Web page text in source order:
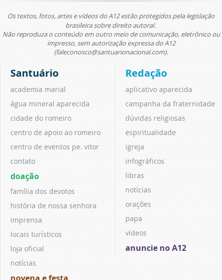
Os textos, fotos, artes e vídeos do A12 estão protegidos pela legislação
brasileira sobre direito autoral.
Não reproduza o conteúdo em outro meio de comunicação, eletrônico ou
impresso, sem autorização expressa do A12
(faleconosco@santuarionacional.com).
Santuário
academia marial
água mineral aparecida
cidade do romeiro
centro de apoio ao romeiro
centro de eventos pe. vitor
contato
doação
família dos devotos
história de nossa senhora
imprensa
locais turísticos
loja oficial
notícias
novena e festa
Redação
aplicativo aparecida
campanha da fraternidade
dúvidas religiosas
espiritualidade
igreja
infográficos
libras
notícias
orações
papa
vídeos
anuncie no A12